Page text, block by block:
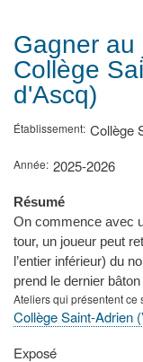
d'Ariane
Gagner au
Collège
d'Ascq)
Établissement Collège
Année 2025-2026
Résumé
On commence avec
tour, un joueur peut
l’entier inférieur) du
prend le dernier
Ateliers qui présentent ce
Collège Saint-Adrien
Type
Exposé